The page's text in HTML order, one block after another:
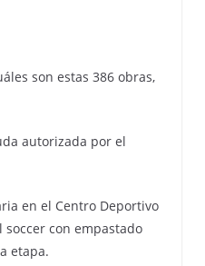
son estas 386 obras,
autorizada por el
en el Centro Deportivo
con empastado
etapa.